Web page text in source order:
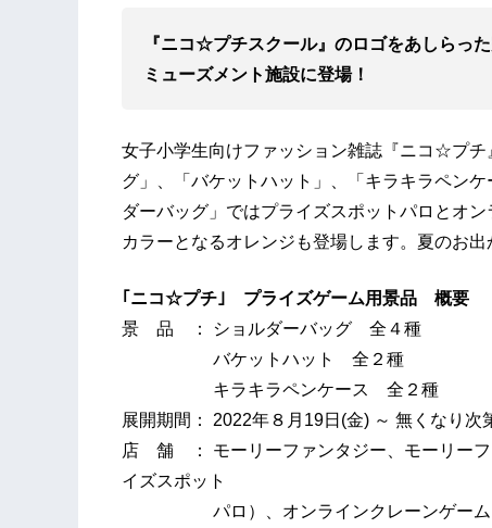
『ニコ☆プチスクール』のロゴをあしらっ
ミューズメント施設に登場！
女子小学生向けファッション雑誌『ニコ☆プ
グ」、「バケットハット」、「キラキラペン
ダーバッグ」ではプライズスポットパロとオ
カラーとなるオレンジも登場します。夏のお
｢ニコ☆プチ｣ プライズゲーム用景品 概要
景 品 ： ショルダーバッグ 全４種
バケットハット 全２種
キラキラペンケース 全２種
展開期間： 2022年８月19日(金) ～ 無くなり次
店 舗 ： モーリーファンタジー、モーリーフ
イズスポット
パロ）、オンラインクレーンゲーム